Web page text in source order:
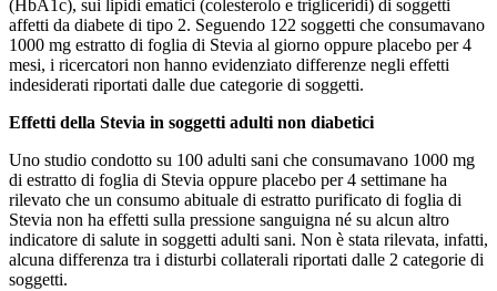
(HbA1c), sui lipidi ematici (colesterolo e trigliceridi) di soggetti
affetti da diabete di tipo 2. Seguendo 122 soggetti che consumavano
1000 mg estratto di foglia di Stevia al giorno oppure placebo per 4
mesi, i ricercatori non hanno evidenziato differenze negli effetti
indesiderati riportati dalle due categorie di soggetti.
Effetti della Stevia in soggetti adulti non diabetici
Uno studio condotto su 100 adulti sani che consumavano 1000 mg
di estratto di foglia di Stevia oppure placebo per 4 settimane ha
rilevato che un consumo abituale di estratto purificato di foglia di
Stevia non ha effetti sulla pressione sanguigna né su alcun altro
indicatore di salute in soggetti adulti sani. Non è stata rilevata, infatti,
alcuna differenza tra i disturbi collaterali riportati dalle 2 categorie di
soggetti.